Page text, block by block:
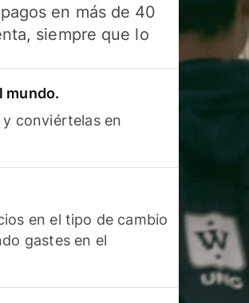
en más de 40
siempre que lo
mundo.
conviértelas en
en el tipo de cambio
gastes en el